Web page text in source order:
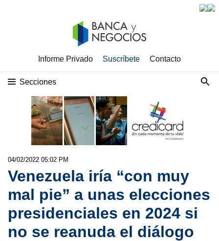
Informe Privado Suscríbete Contacto
Secciones
04/02/2022 05:02 PM
Venezuela iría “con muy
mal pie” a unas elecciones
presidenciales en 2024 si
no se reanuda el diálogo